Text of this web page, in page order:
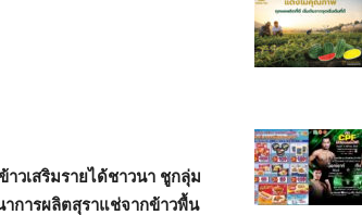
วเสริมรายได้ชาวนา ชูกลุ่ม
การผลิตสุราแช่จากข้าวพื้น